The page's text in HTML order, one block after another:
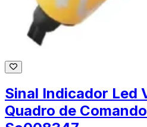
Sinal Indicador Led
Quadro de